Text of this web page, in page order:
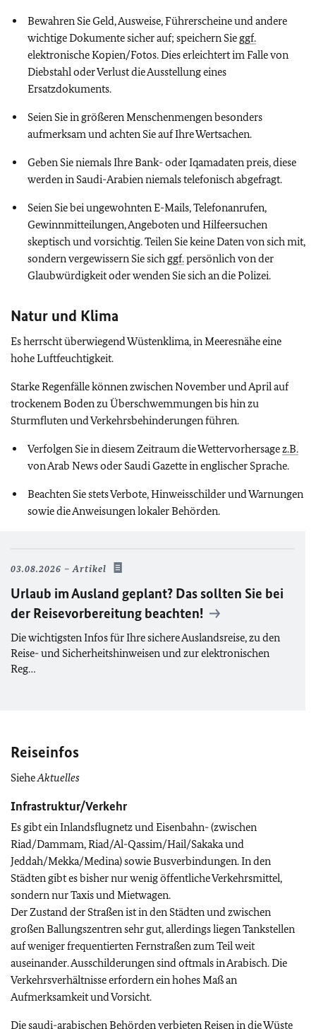
Bewahren Sie Geld, Ausweise, Führerscheine und andere
wichtige Dokumente sicher auf; speichern Sie ggf.
elektronische Kopien/Fotos. Dies erleichtert im Falle von
Diebstahl oder Verlust die Ausstellung eines
Ersatzdokuments.
Seien Sie in größeren Menschenmengen besonders
aufmerksam und achten Sie auf Ihre Wertsachen.
Geben Sie niemals Ihre Bank- oder Iqamadaten preis, diese
werden in Saudi-Arabien niemals telefonisch abgefragt.
Seien Sie bei ungewohnten E-Mails, Telefonanrufen,
Gewinnmitteilungen, Angeboten und Hilfeersuchen
skeptisch und vorsichtig. Teilen Sie keine Daten von sich mit,
sondern vergewissern Sie sich ggf.persönlich von der
Glaubwürdigkeit oder wenden Sie sich an die Polizei.
Natur und Klima
Es herrscht überwiegend Wüstenklima, in Meeresnähe eine
hohe Luftfeuchtigkeit.
Starke Regenfälle können zwischen November und April auf
trockenem Boden zu Überschwemmungen bis hin zu
Sturmfluten und Verkehrsbehinderungen führen.
Verfolgen Sie in diesem Zeitraum die Wettervorhersagez.B.
von Arab News oder Saudi Gazette in englischer Sprache.
Beachten Sie stets Verbote, Hinweisschilder und Warnungen
sowie die Anweisungen lokaler Behörden.
03.08.2026 Artikel
Urlaub im Ausland geplant? Das sollten Sie bei
der Reisevorbereitung beachten!
Die wichtigsten Infos für Ihre sichere Auslandsreise, zu den
Reise- und Sicherheitshinweisen und zur elektronischen
Reg…
Reiseinfos
SieheAktuelles
Infrastruktur/Verkehr
Es gibt ein Inlandsflugnetz und Eisenbahn- (zwischen
Riad/Dammam, Riad/Al-Qassim/Hail/Sakaka und
Jeddah/Mekka/Medina) sowie Busverbindungen. In den
Städten gibt es bisher nur wenig öffentliche Verkehrsmittel,
sondern nur Taxis und Mietwagen.
Der Zustand der Straßen ist in den Städten und zwischen
großen Ballungszentren sehr gut, allerdings liegen Tankstellen
auf weniger frequentierten Fernstraßen zum Teil weit
auseinander. Ausschilderungen sind oftmals in Arabisch. Die
Verkehrsverhältnisse erfordern ein hohes Maß an
Aufmerksamkeit und Vorsicht.
Die saudi-arabischen Behörden verbieten Reisen in die Wüste